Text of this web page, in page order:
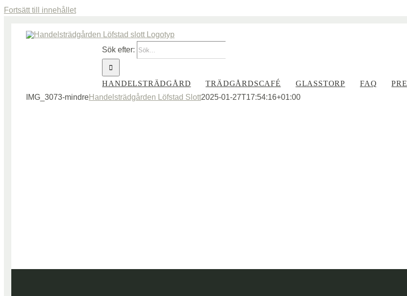
Fortsätt till innehållet
Sök efter:
HANDELSTRÄDGÅRD TRÄDGÅRDSCAFÉ GLASSTORP FAQ
IMG_3073-mindreHandelsträdgården Löfstad Slott2025-01-27T17:54:16+01:00